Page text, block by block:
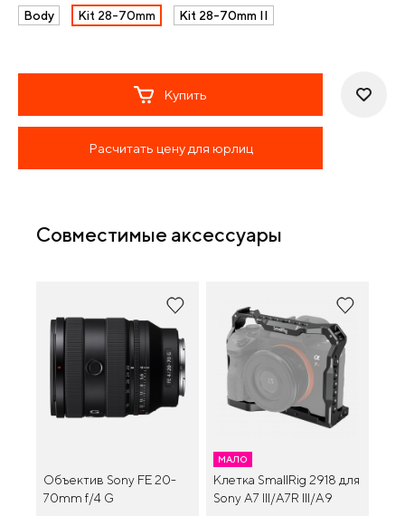
Body
Kit 28-70mm Kit 28-70mm II
Купить
Расчитать цену для юрлиц
Совместимые аксессуары
Объектив Sony FE 20-
70mm f/4 G
МАЛО
Клетка SmallRig 2918 для
Sony A7 III/A7R III/A9